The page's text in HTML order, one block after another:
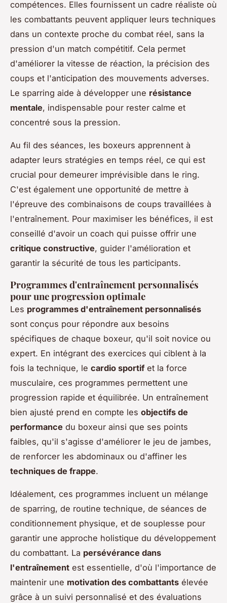
compétences. Elles fournissent un cadre réaliste où
les combattants peuvent appliquer leurs techniques
dans un contexte proche du combat réel, sans la
pression d'un match compétitif. Cela permet
d'améliorer la vitesse de réaction, la précision des
coups et l'anticipation des mouvements adverses.
Le sparring aide à développer une résistance
mentale, indispensable pour rester calme et
concentré sous la pression.
Au fil des séances, les boxeurs apprennent à
adapter leurs stratégies en temps réel, ce qui est
crucial pour demeurer imprévisible dans le ring.
C'est également une opportunité de mettre à
l'épreuve des combinaisons de coups travaillées à
l'entraînement. Pour maximiser les bénéfices, il est
conseillé d'avoir un coach qui puisse offrir une
critique constructive, guider l'amélioration et
garantir la sécurité de tous les participants.
Programmes d'entraînement personnalisés
pour une progression optimale
Les programmes d'entraînement personnalisés
sont conçus pour répondre aux besoins
spécifiques de chaque boxeur, qu'il soit novice ou
expert. En intégrant des exercices qui ciblent à la
fois la technique, le cardio sportifet la force
musculaire, ces programmes permettent une
progression rapide et équilibrée. Un entraînement
bien ajusté prend en compte les objectifs de
performance du boxeur ainsi que ses points
faibles, qu'il s'agisse d'améliorer le jeu de jambes,
de renforcer les abdominaux ou d'affiner les
techniques de frappe.
Idéalement, ces programmes incluent un mélange
de sparring, de routine technique, de séances de
conditionnement physique, et de souplesse pour
garantir une approche holistique du développement
du combattant. La persévérance dans
l'entraînement est essentielle, d'où l'importance de
maintenir une motivation des combattants élevée
grâce à un suivi personnalisé et des évaluations